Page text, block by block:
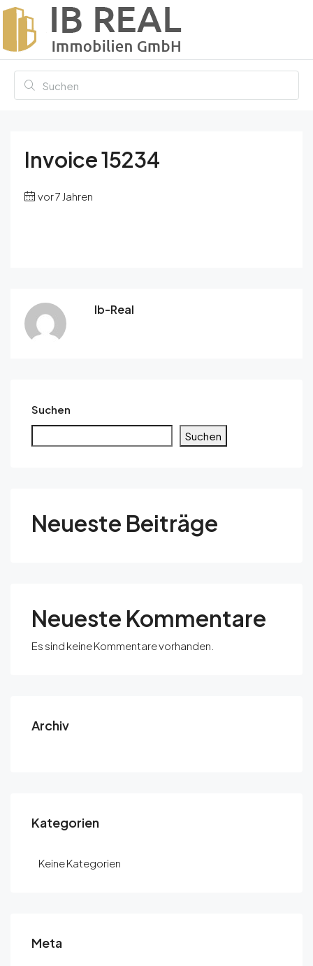
Invoice 15234
vor 7 Jahren
Ib-Real
Suchen
Suchen
Neueste Beiträge
Neueste Kommentare
Es sind keine Kommentare vorhanden.
Archiv
Kategorien
Keine Kategorien
Meta